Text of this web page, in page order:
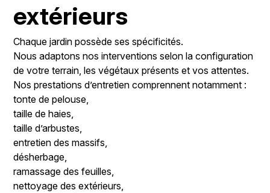
extérieurs
Chaque jardin possède ses spécificités.
Nous adaptons nos interventions selon la configuration
de votre terrain, les végétaux présents et vos attentes.
Nos prestations d’entretien comprennent notamment :
tonte de pelouse,
taille de haies,
taille d’arbustes,
entretien des massifs,
désherbage,
ramassage des feuilles,
nettoyage des extérieurs,